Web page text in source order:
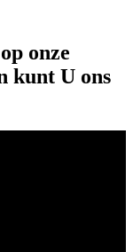
onze
kunt U ons